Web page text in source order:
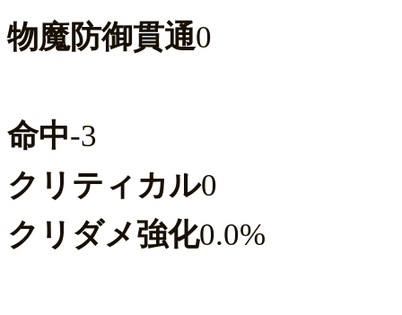
物魔防御貫通0
命中-3
クリティカル0
クリダメ強化0.0%